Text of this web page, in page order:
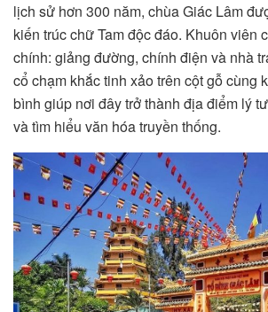
lịch sử hơn 300 năm, chùa Giác Lâm
kiến trúc chữ Tam độc đáo. Khuôn viên
chính: giảng đường, chính điện và nhà
cổ chạm khắc tinh xảo trên cột gỗ cùng
bình giúp nơi đây trở thành địa điểm lý
và tìm hiểu văn hóa truyền thống.